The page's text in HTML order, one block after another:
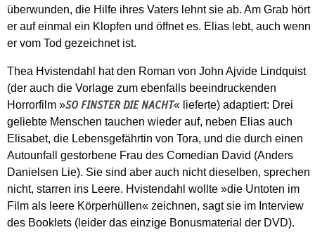
überwunden, die Hilfe ihres Vaters lehnt sie ab. Am Grab hört
er auf einmal ein Klopfen und öffnet es. Elias lebt, auch wenn
er vom Tod gezeichnet ist.
Thea Hvistendahl hat den Roman von John Ajvide Lindquist
(der auch die Vorlage zum ebenfalls beeindruckenden
Horrorfilm »SO FINSTER DIE NACHT« lieferte) adaptiert: Drei
geliebte Menschen tauchen wieder auf, neben Elias auch
Elisabet, die Lebensgefährtin von Tora, und die durch einen
Autounfall gestorbene Frau des Comedian David (Anders
Danielsen Lie). Sie sind aber auch nicht dieselben, sprechen
nicht, starren ins Leere. Hvistendahl wollte »die Untoten im
Film als leere Körperhüllen« zeichnen, sagt sie im Interview
des Booklets (leider das einzige Bonusmaterial der DVD).